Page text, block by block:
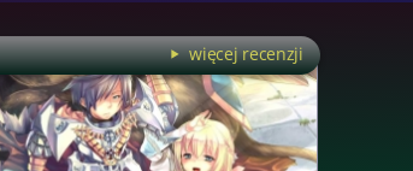
więcej recenzji